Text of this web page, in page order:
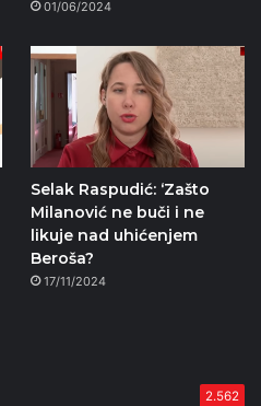
01/06/2024
Selak Raspudić: ‘Zašto
Milanović ne buči i ne
likuje nad uhićenjem
Beroša?
17/11/2024
2.562